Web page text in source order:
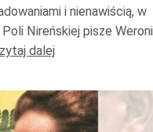
i nienawiścią, w
Nireńskiej pisze
dalej